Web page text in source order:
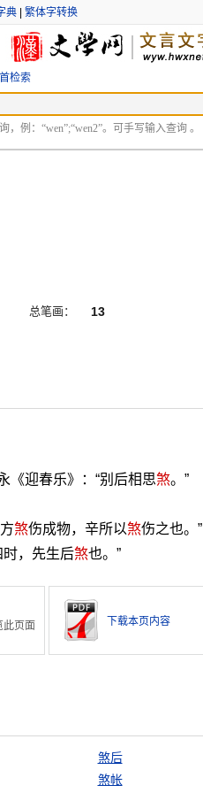
典| 繁体字转换
检索
，例：“wen”;“wen2”。可手写输入查询 。
总笔画： 13
迎春乐》：“别后相思煞。”
煞伤成物，辛所以煞伤之也。”
时，先生后煞也。”
此页面
下载本页内容
煞后
煞帐